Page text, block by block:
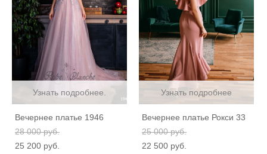
Узнать подробнее.
Вечернее платье 1946
28 000 pуб.
25 200 pуб.
Узнать подробнее
Вечернее платье Рокси 33
25 000 pуб.
22 500 pуб.